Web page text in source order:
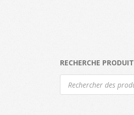
RECHERCHE PRODUIT
Recherche
de
produits